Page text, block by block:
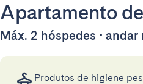
Apartamento
Máx. 2 hóspedes • andar
Produtos de higiene